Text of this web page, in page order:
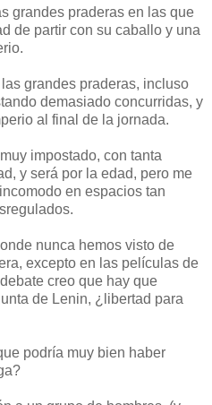
grandes praderas en las que
de partir con su caballo y una
grandes praderas, incluso
demasiado concurridas, y
al final de la jornada.
impostado, con tanta
y será por la edad, pero me
en espacios tan
nunca hemos visto de
excepto en las películas de
creo que hay que
de Lenin, ¿libertad para
podría muy bien haber